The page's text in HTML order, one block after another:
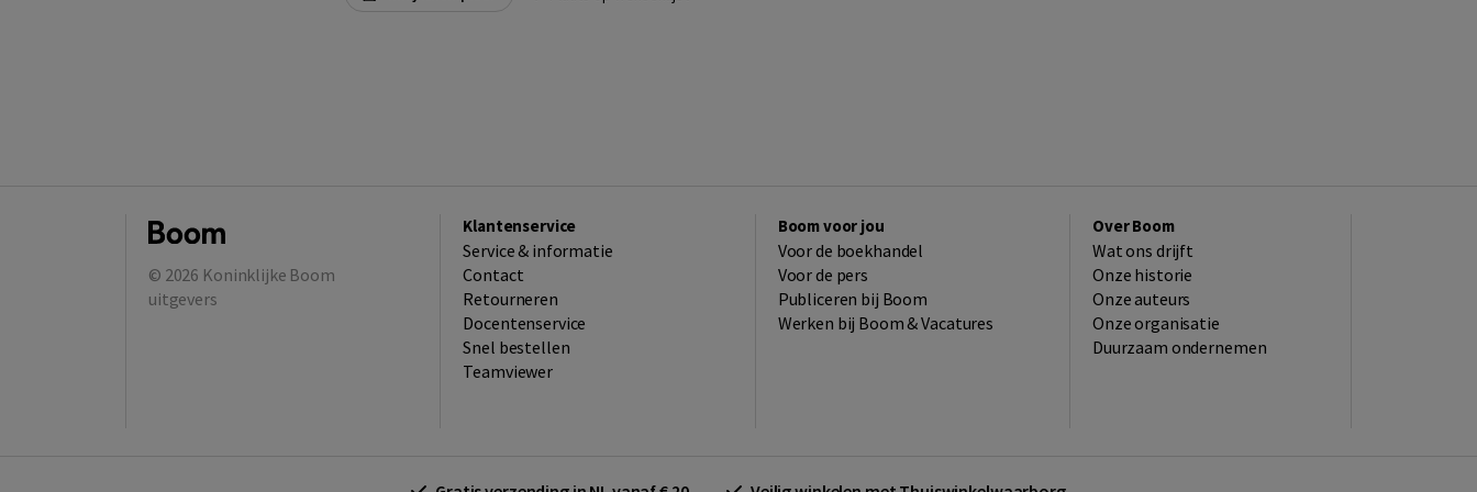
© 2026 Koninklijke Boom
uitgevers
Klantenservice
Service & informatie
Contact
Retourneren
Docentenservice
Snel bestellen
Teamviewer
Boom voor jou
Voor de boekhandel
Voor de pers
Publiceren bij Boom
Werken bij Boom & Vacatures
Over Boom
Wat ons drijft
Onze historie
Onze auteurs
Onze organisatie
Duurzaam ondernemen